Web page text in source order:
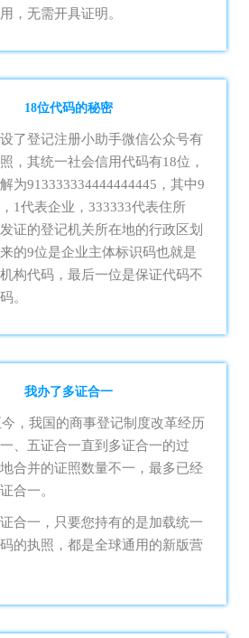
，无需开具证明。
18位代码的秘密
设了登记注册小助手微信公众号有
，其统一社会信用代码有18位，
为913333334444444445，其中9
1代表企业，333333代表住所
证的登记机关所在地的行政区划
的9位是企业主体标识码也就是
构代码 ，最后一位是保证代码不
。
我办了多证合一
今，我国的商事登记制度改革经历
、五证合一直到多证合一的过
合并的证照数量不一，最多已经
合一。
合一，只要您持有的是加载统一
的执照，都是全球通用的新版营